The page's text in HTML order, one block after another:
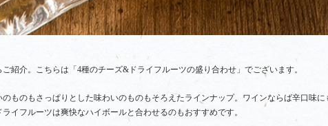
紹介。こちらは「4種のチーズ&ドライフルーツの盛り合わせ」でございます。
ものもさっぱりとした味わいのものもそろえたラインナップ。ワインならば辛口味
イフルーツは爽快なハイボールと合わせるのもおすすめです。